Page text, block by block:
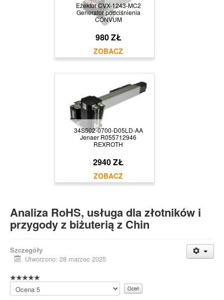
Eżektor CVX-1243-MC2
Generator podciśnienia
CONVUM
980 ZŁ
34S502-0700-D05LD-AA
Jenaer R055712946
REXROTH
2940 ZŁ
Analiza RoHS, usługa dla złotników i
przygody z biżuterią z Chin
Szczegóły
Utworzono: 28 marzec 2025
Proszę,
oceń